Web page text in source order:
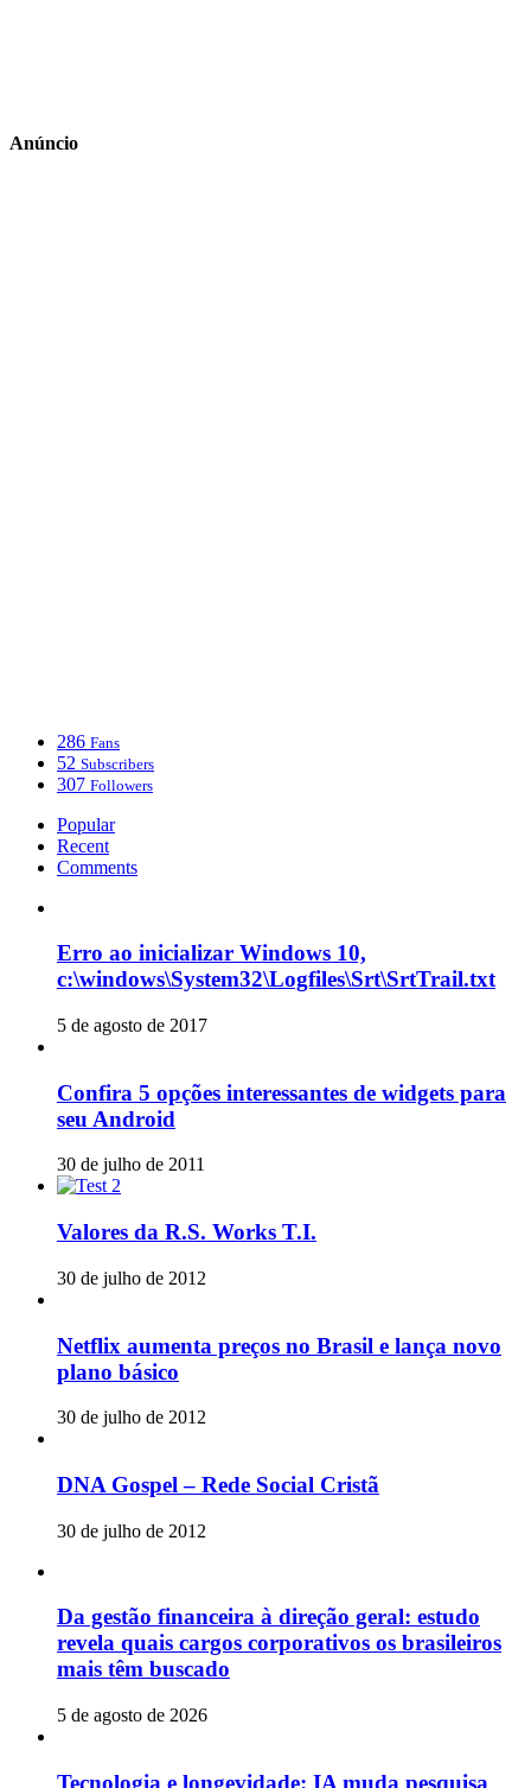
Anúncio
286 Fans
52 Subscribers
307 Followers
Popular
Recent
Comments
Erro ao inicializar Windows 10,
c:\windows\System32\Logfiles\Srt\SrtTrail.txt
5 de agosto de 2017
Confira 5 opções interessantes de widgets para
seu Android
30 de julho de 2011
Valores da R.S. Works T.I.
30 de julho de 2012
Netflix aumenta preços no Brasil e lança novo
plano básico
30 de julho de 2012
DNA Gospel – Rede Social Cristã
30 de julho de 2012
Da gestão financeira à direção geral: estudo
revela quais cargos corporativos os brasileiros
mais têm buscado
5 de agosto de 2026
Tecnologia e longevidade: IA muda pesquisa